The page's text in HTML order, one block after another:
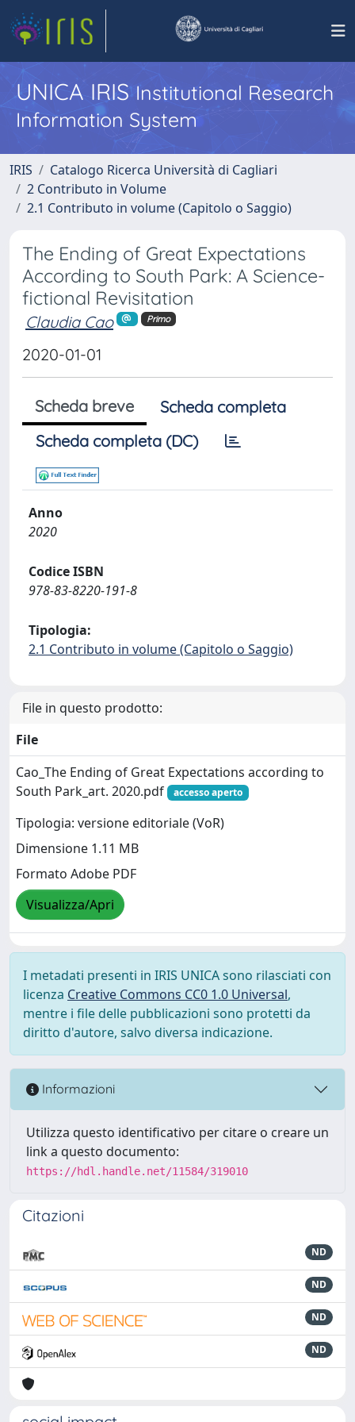
UNICA IRISInstitutional Research
Information System
IRIS
Catalogo Ricerca Università di Cagliari
2 Contributo in Volume
2.1 Contributo in volume (Capitolo o Saggio)
The Ending of Great Expectations
According to South Park: A Science-
fictional Revisitation
Claudia Cao Primo
2020-01-01
Scheda breve
Scheda completa
Scheda completa (DC)
Anno
2020
Codice ISBN
978-83-8220-191-8
Tipologia:
2.1 Contributo in volume (Capitolo o Saggio)
File in questo prodotto:
File
Cao_The Ending of Great Expectations according to
South Park_art. 2020.pdf
accesso aperto
Tipologia: versione editoriale (VoR)
Dimensione 1.11 MB
Formato Adobe PDF
Visualizza/Apri
I metadati presenti in IRIS UNICA sono rilasciati con
licenza Creative Commons CC0 1.0 Universal,
mentre i file delle pubblicazioni sono protetti da
diritto d'autore, salvo diversa indicazione.
Informazioni
Utilizza questo identificativo per citare o creare un
link a questo documento:
https://hdl.handle.net/11584/319010
Citazioni
ND
ND
ND
ND